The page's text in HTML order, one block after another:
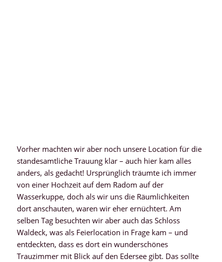
Vorher machten wir aber noch unsere Location für die
standesamtliche Trauung klar – auch hier kam alles
anders, als gedacht! Ursprünglich träumte ich immer
von einer Hochzeit auf dem Radom auf der
Wasserkuppe, doch als wir uns die Räumlichkeiten
dort anschauten, waren wir eher ernüchtert. Am
selben Tag besuchten wir aber auch das Schloss
Waldeck, was als Feierlocation in Frage kam – und
entdeckten, dass es dort ein wunderschönes
Trauzimmer mit Blick auf den Edersee gibt. Das sollte